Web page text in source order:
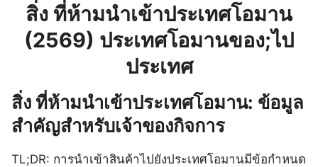
สิ่ง ที่ห้ามนำเข้าประเทศโอมาน
(2569) ประเทศโอมานของ;ไป
ประเทศ
สิ่ง ที่ห้ามนำเข้าประเทศโอมาน: ข้อมูล
สำคัญสำหรับเจ้าของกิจการ
TL;DR: การนำเข้าสินค้าไปยังประเทศโอมานมีข้อกำหนด